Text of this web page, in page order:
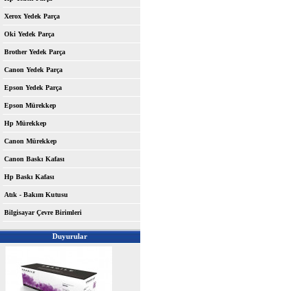
Xerox Yedek Parça
Oki Yedek Parça
Brother Yedek Parça
Canon Yedek Parça
Epson Yedek Parça
Epson Mürekkep
Hp Mürekkep
Canon Mürekkep
Canon Baskı Kafası
Hp Baskı Kafası
Atık - Bakım Kutusu
Bilgisayar Çevre Birimleri
Duyurular